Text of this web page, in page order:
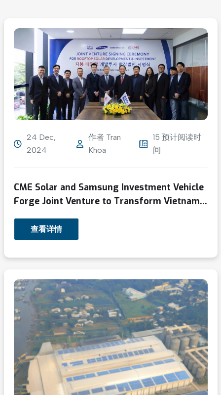
24 Dec,
2024
作者 Tran
Khoa
15 预计阅读时
间
CME Solar and Samsung Investment Vehicle
Forge Joint Venture to Transform Vietnam’s
Rooftop Solar Sector
查看详情